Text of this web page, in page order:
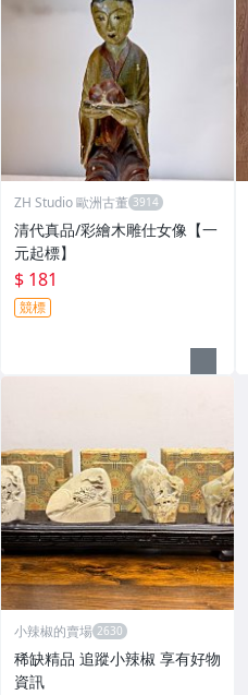
ZH Studio 歐洲古董
清代真品/彩繪木雕仕女像【一
元起標】
$ 181
競標
小辣椒的賣場
稀缺精品 追蹤小辣椒 享有好物
資訊